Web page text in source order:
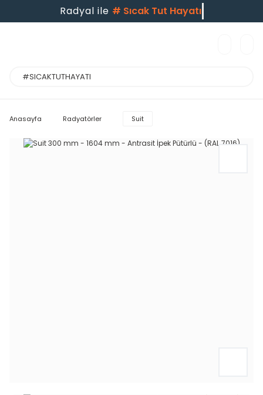
Radyal ile # Sıcak Tut Hayatı
Anasayfa Radyatörler Suit